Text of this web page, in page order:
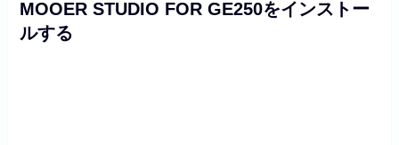
MOOER STUDIO FOR GE250をインストー
ルする